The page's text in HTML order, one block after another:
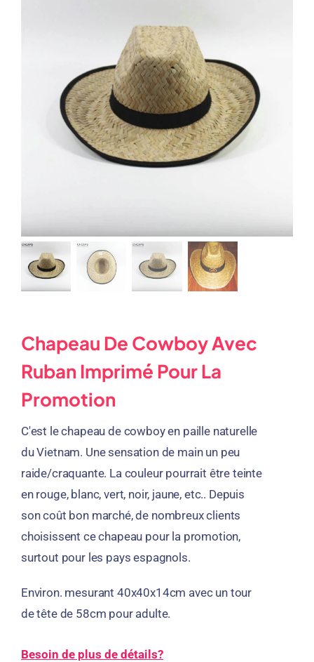
Chapeau De Cowboy Avec
Ruban Imprimé Pour La
Promotion
C'est le chapeau de cowboy en paille naturelle
du Vietnam. Une sensation de main un peu
raide/craquante. La couleur pourrait être teinte
en rouge, blanc, vert, noir, jaune, etc.. Depuis
son coût bon marché, de nombreux clients
choisissent ce chapeau pour la promotion,
surtout pour les pays espagnols.
Environ. mesurant 40x40x14cm avec un tour
de tête de 58cm pour adulte.
Besoin de plus de détails?